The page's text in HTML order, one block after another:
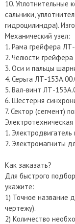
10. Уплотнительные
сальники,
гидроцилиндра).
Механический узел:
1. Рама грейфера
2. Челюсти
3. Оси и пальцы
4. Серьга ЛТ-
5. Вал-винт ЛТ-
6. Шестерня
7. Сектор (сегмент)
Электротехническая
1.
2. Электромагниты
Как заказать?
Для быстрого
укажите:
1) Точное название
чертежу).
2) Количество